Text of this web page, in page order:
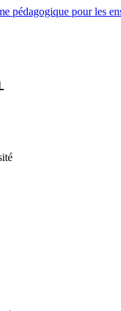
pédagogique pour les